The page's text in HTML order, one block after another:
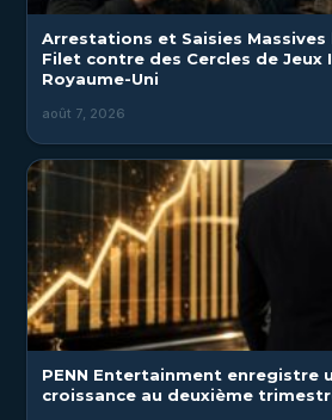
Arrestations et Saisies Massives
Filet contre des Cercles de Jeux
Royaume-Uni
août 7, 2026
PENN Entertainment enregistre
croissance au deuxième